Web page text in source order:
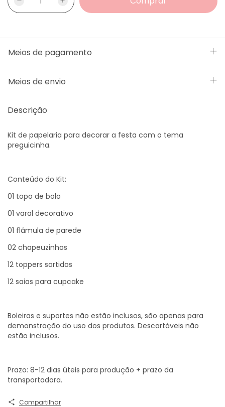
Meios de pagamento
Meios de envio
Descrição
Kit de papelaria para decorar a festa com o tema
preguicinha.
Conteúdo do Kit:
01 topo de bolo
01 varal decorativo
01 flâmula de parede
02 chapeuzinhos
12 toppers sortidos
12 saias para cupcake
Boleiras e suportes não estão inclusos, são apenas para
demonstração do uso dos produtos. Descartáveis não
estão inclusos.
Prazo: 8-12 dias úteis para produção + prazo da
transportadora.
Compartilhar